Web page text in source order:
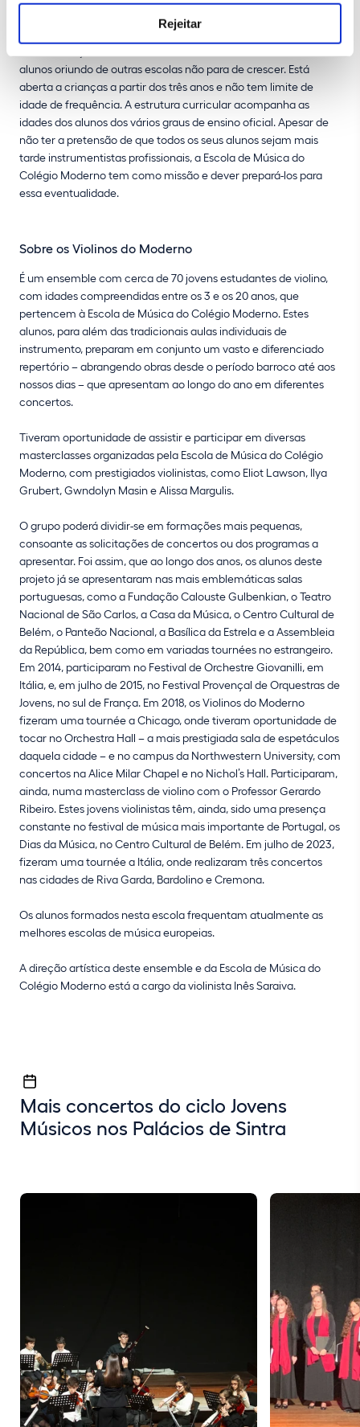
Rejeitar
Conta atualmente com cerca de 300 alunos. Embora a maioria
frequente também o Colégio Moderno, a Escola de Música é
alunos oriundo de outras escolas não para de crescer. Está
aberta a crianças a partir dos três anos e não tem limite de
idade de frequência. A estrutura curricular acompanha as
idades dos alunos dos vários graus de ensino oficial. Apesar de
não ter a pretensão de que todos os seus alunos sejam mais
tarde instrumentistas profissionais, a Escola de Música do
Colégio Moderno tem como missão e dever prepará-los para
essa eventualidade.
Sobre os Violinos do Moderno
É um ensemble com cerca de 70 jovens estudantes de violino,
com idades compreendidas entre os 3 e os 20 anos, que
pertencem à Escola de Música do Colégio Moderno. Estes
alunos, para além das tradicionais aulas individuais de
instrumento, preparam em conjunto um vasto e diferenciado
repertório – abrangendo obras desde o período barroco até aos
nossos dias – que apresentam ao longo do ano em diferentes
concertos.
Tiveram oportunidade de assistir e participar em diversas
masterclasses organizadas pela Escola de Música do Colégio
Moderno, com prestigiados violinistas, como Eliot Lawson, Ilya
Grubert, Gwndolyn Masin e Alissa Margulis.
O grupo poderá dividir-se em formações mais pequenas,
consoante as solicitações de concertos ou dos programas a
apresentar. Foi assim, que ao longo dos anos, os alunos deste
projeto já se apresentaram nas mais emblemáticas salas
portuguesas, como a Fundação Calouste Gulbenkian, o Teatro
Nacional de São Carlos, a Casa da Música, o Centro Cultural de
Belém, o Panteão Nacional, a Basílica da Estrela e a Assembleia
da República, bem como em variadas tournées no estrangeiro.
Em 2014, participaram no Festival de Orchestre Giovanilli, em
Itália, e, em julho de 2015, no Festival Provençal de Orquestras de
Jovens, no sul de França. Em 2018, os Violinos do Moderno
fizeram uma tournée a Chicago, onde tiveram oportunidade de
tocar no Orchestra Hall – a mais prestigiada sala de espetáculos
daquela cidade – e no campus da Northwestern University, com
concertos na Alice Milar Chapel e no Nichol’s Hall. Participaram,
ainda, numa masterclass de violino com o Professor Gerardo
Ribeiro. Estes jovens violinistas têm, ainda, sido uma presença
constante no festival de música mais importante de Portugal, os
Dias da Música, no Centro Cultural de Belém. Em julho de 2023,
fizeram uma tournée a Itália, onde realizaram três concertos
nas cidades de Riva Garda, Bardolino e Cremona.
Os alunos formados nesta escola frequentam atualmente as
melhores escolas de música europeias.
A direção artística deste ensemble e da Escola de Música do
Colégio Moderno está a cargo da violinista Inês Saraiva.
Mais concertos do ciclo Jovens
Músicos nos Palácios de Sintra